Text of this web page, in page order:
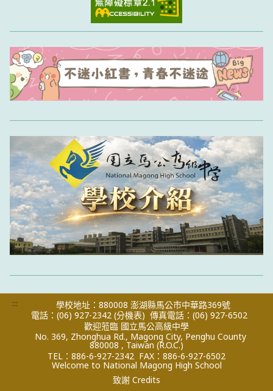
:::
學校地址：880008 澎湖縣馬公市中華路369號
電話：(06) 927-2342 (分機表) 傳真電話：(06) 927-6502
歡迎蒞臨 國立馬公高級中學
No. 369, Zhonghua Rd., Magong City, Penghu County
880008 , Taiwan (R.O.C.)
TEL：886-6-927-2342 FAX：886-6-927-6502
Welcome to National Magong High School
致謝 Credits